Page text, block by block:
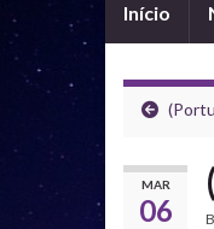
Início
MAR
06